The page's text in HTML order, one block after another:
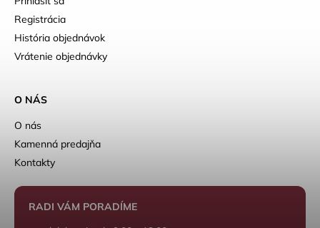
Registrácia
História objednávok
Vrátenie objednávky
O NÁS
O nás
Kamenná predajňa
Kontakty
RADI VÁM PORADÍME